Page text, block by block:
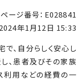
ページ番号：E028841
2024年1月12日 15:33
、自分らしく安心し
、患者及びその家族
利用などの経費の一